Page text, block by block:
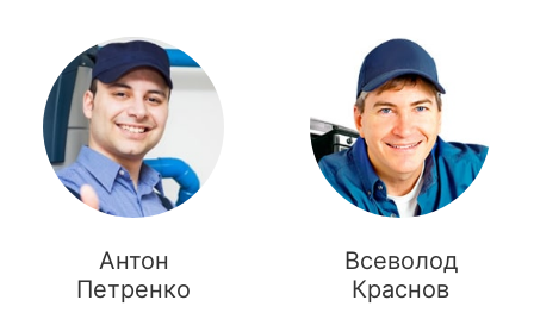
Антон
Петренко
Всеволод
Краснов